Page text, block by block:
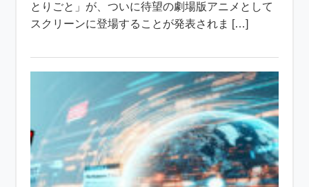
とりごと」が、ついに待望の劇場版アニメとして
スクリーンに登場することが発表されま […]